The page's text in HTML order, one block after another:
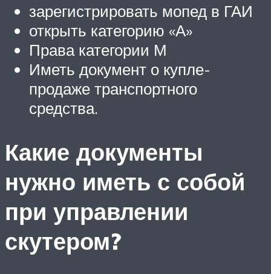
зарегистрировать мопед в ГАИ
открыть категорию «А»
Права категории М
Иметь документ о купле-
продаже транспортного
средства.
Какие документы
нужно иметь с собой
при управлении
скутером?